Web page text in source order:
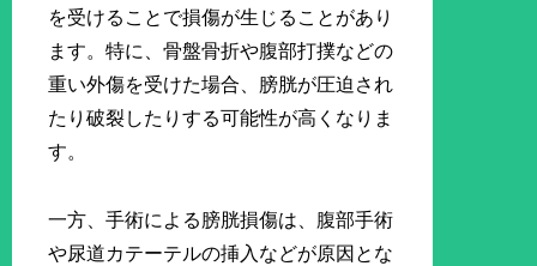
を受けることで損傷が生じることがあり
ます。特に、骨盤骨折や腹部打撲などの
重い外傷を受けた場合、膀胱が圧迫され
たり破裂したりする可能性が高くなりま
す。
一方、手術による膀胱損傷は、腹部手術
や尿道カテーテルの挿入などが原因とな